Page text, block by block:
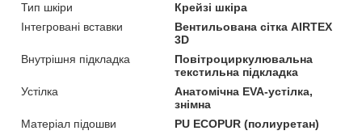
Тип шкіри
Крейзі шкіра
Інтегровані вставки
Вентильована сітка AIRTEX
3D
Внутрішня підкладка
Повітроциркулювальна
текстильна підкладка
Устілка
Анатомічна EVA-устілка,
знімна
Матеріал підошви
PU ECOPUR (полиуретан)